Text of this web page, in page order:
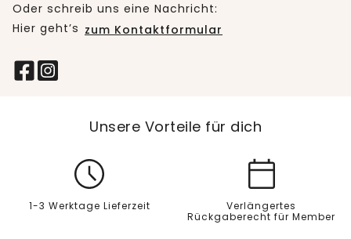
Oder schreib uns eine Nachricht:
Hier geht’s zum Kontaktformular
Unsere Vorteile für dich
1-3 Werktage Lieferzeit
Verlängertes
Rückgaberecht für Member